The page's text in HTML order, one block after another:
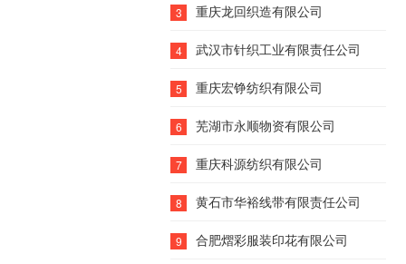
3 重庆龙回织造有限公司
4 武汉市针织工业有限责任公司
5 重庆宏铮纺织有限公司
6 芜湖市永顺物资有限公司
7 重庆科源纺织有限公司
8 黄石市华裕线带有限责任公司
9 合肥熠彩服装印花有限公司